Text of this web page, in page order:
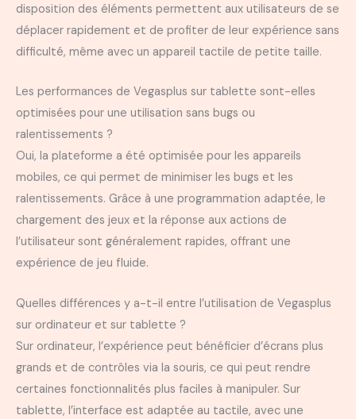
disposition des éléments permettent aux utilisateurs de se
déplacer rapidement et de profiter de leur expérience sans
difficulté, même avec un appareil tactile de petite taille.
Les performances de Vegasplus sur tablette sont-elles
optimisées pour une utilisation sans bugs ou
ralentissements ?
Oui, la plateforme a été optimisée pour les appareils
mobiles, ce qui permet de minimiser les bugs et les
ralentissements. Grâce à une programmation adaptée, le
chargement des jeux et la réponse aux actions de
l’utilisateur sont généralement rapides, offrant une
expérience de jeu fluide.
Quelles différences y a-t-il entre l’utilisation de Vegasplus
sur ordinateur et sur tablette ?
Sur ordinateur, l’expérience peut bénéficier d’écrans plus
grands et de contrôles via la souris, ce qui peut rendre
certaines fonctionnalités plus faciles à manipuler. Sur
tablette, l’interface est adaptée au tactile, avec une